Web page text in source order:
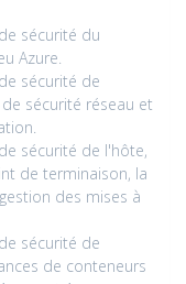
sécurité du
Azure.
sécurité de
sécurité réseau et
sécurité de l'hôte,
de terminaison, la
des mises à
sécurité de
de conteneurs